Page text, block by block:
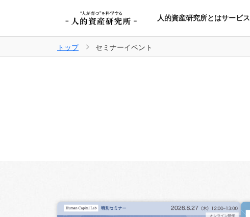
人的資産研究所とはサービス
トップ セミナーイベント